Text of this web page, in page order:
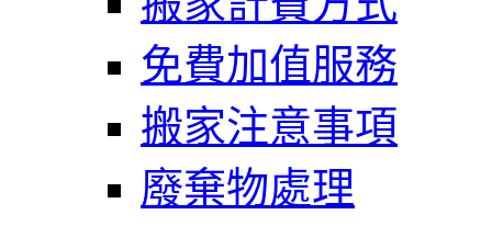
免費加值服務
搬家注意事項
廢棄物處理